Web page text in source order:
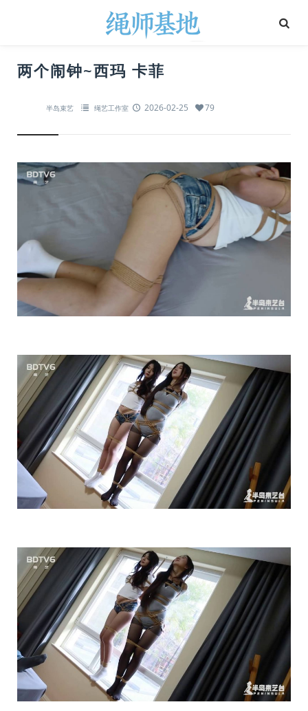
两个闹钟~西玛 卡菲
半岛束艺 绳艺工作室 2026-02-25 79